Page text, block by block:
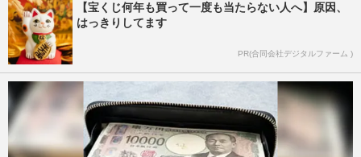
【宝くじ何年も買って一度も当たらない人へ】原因、
はっきりしてます
PR(合同会社デジタルファーム )